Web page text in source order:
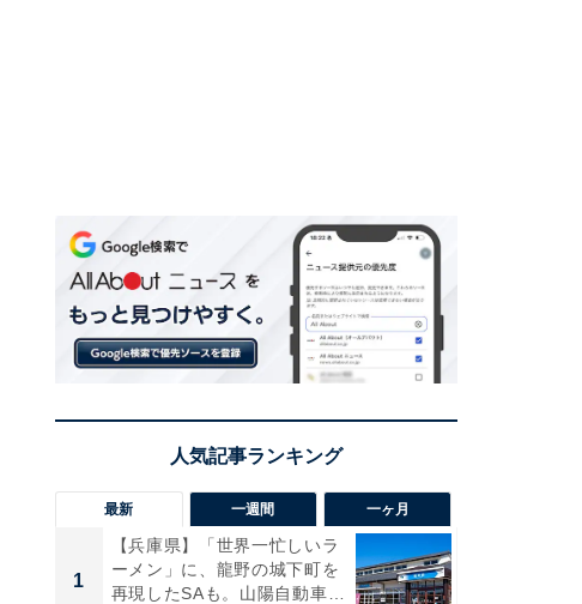
最新 一週間 一ヶ月
1
【兵庫県】「世界一忙しいラ
ーメン」に、龍野の城下町を
再現したSAも。山陽自動車